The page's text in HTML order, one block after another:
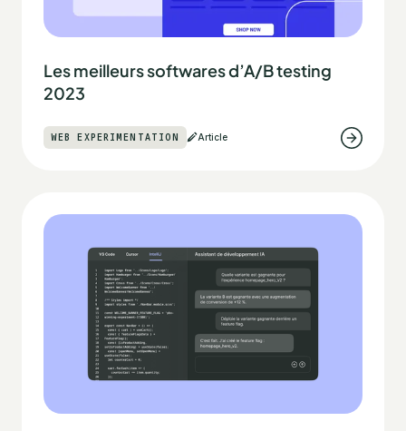
Les meilleurs softwares d’A/B testing
2023
WEB EXPERIMENTATION Article